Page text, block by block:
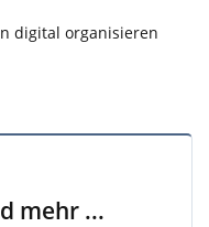
digital organisieren
mehr ...